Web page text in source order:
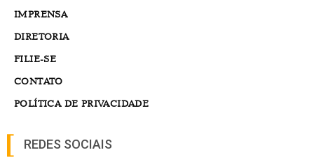
IMPRENSA
DIRETORIA
FILIE-SE
CONTATO
POLÍTICA DE PRIVACIDADE
REDES SOCIAIS